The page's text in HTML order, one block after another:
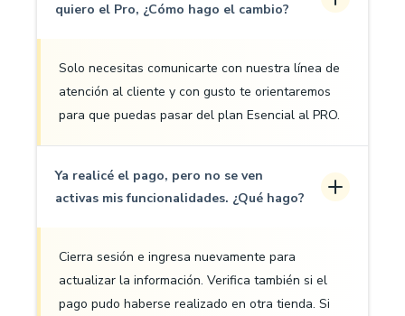
quiero el Pro, ¿Cómo hago el cambio?
Solo necesitas comunicarte con nuestra línea de
atención al cliente y con gusto te orientaremos
para que puedas pasar del plan Esencial al PRO.
Ya realicé el pago, pero no se ven
activas mis funcionalidades. ¿Qué hago?
Cierra sesión e ingresa nuevamente para
actualizar la información. Verifica también si el
pago pudo haberse realizado en otra tienda. Si